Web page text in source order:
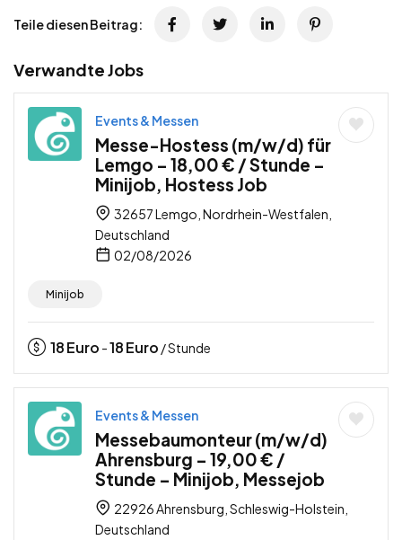
Teile diesen Beitrag:
Verwandte Jobs
Events & Messen
Messe-Hostess (m/w/d) für
Lemgo – 18,00 € / Stunde –
Minijob, Hostess Job
32657 Lemgo, Nordrhein-Westfalen,
Deutschland
02/08/2026
Minijob
18Euro -18Euro / Stunde
Events & Messen
Messebaumonteur (m/w/d)
Ahrensburg – 19,00 € /
Stunde – Minijob, Messejob
22926 Ahrensburg, Schleswig-Holstein,
Deutschland